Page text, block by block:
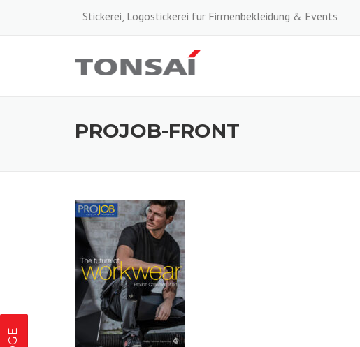
Stickerei, Logostickerei für Firmenbekleidung & Events
PROJOB-FRONT